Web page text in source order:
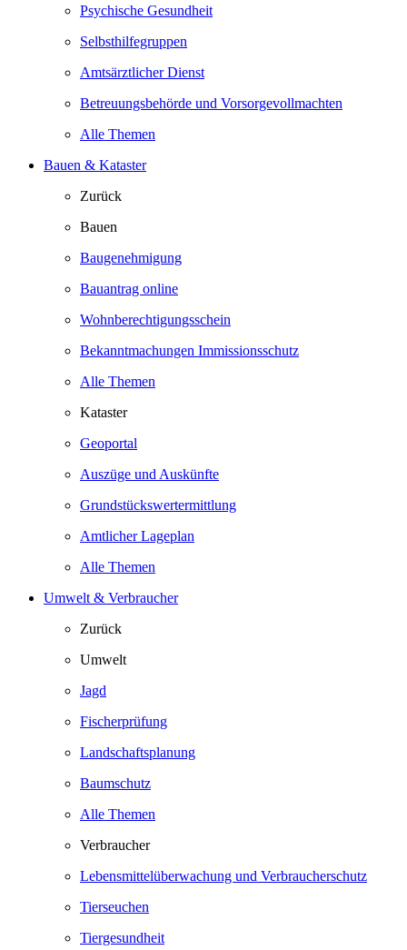
Psychische Gesundheit
Selbsthilfegruppen
Amtsärztlicher Dienst
Betreuungsbehörde und Vorsorgevollmachten
Alle Themen
Bauen & Kataster
Zurück
Bauen
Baugenehmigung
Bauantrag online
Wohnberechtigungsschein
Bekanntmachungen Immissionsschutz
Alle Themen
Kataster
Geoportal
Auszüge und Auskünfte
Grundstückswertermittlung
Amtlicher Lageplan
Alle Themen
Umwelt & Verbraucher
Zurück
Umwelt
Jagd
Fischerprüfung
Landschaftsplanung
Baumschutz
Alle Themen
Verbraucher
Lebensmittelüberwachung und Verbraucherschutz
Tierseuchen
Tiergesundheit